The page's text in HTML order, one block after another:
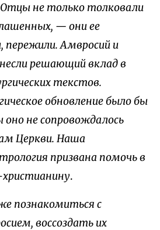
не только толковали
— они ее
пережили. Амвросий и
решающий вклад в
текстов.
обновление было бы
не сопровождалось
Церкви. Наша
призвана помочь в
.
познакомиться с
воссоздать их